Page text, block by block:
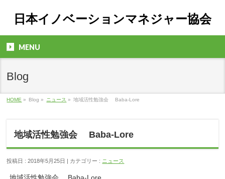
日本イノベーションマネジャー協会
MENU
Blog
HOME » Blog » ニュース » 地域活性勉強会 Baba-Lore
地域活性勉強会 Baba-Lore
投稿日 : 2018年5月25日 | カテゴリー : ニュース